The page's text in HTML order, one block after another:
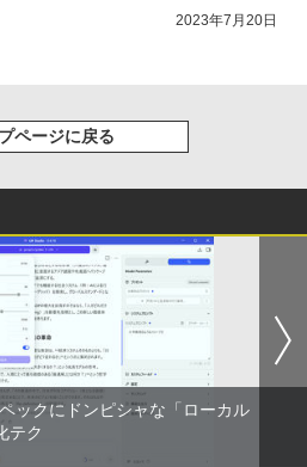
2023年7月20日
ページに戻る
ックにドンピシャな「ローカル
テク